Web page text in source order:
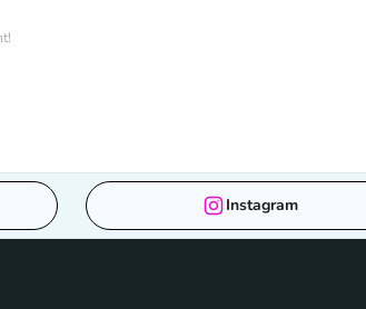
Instagram